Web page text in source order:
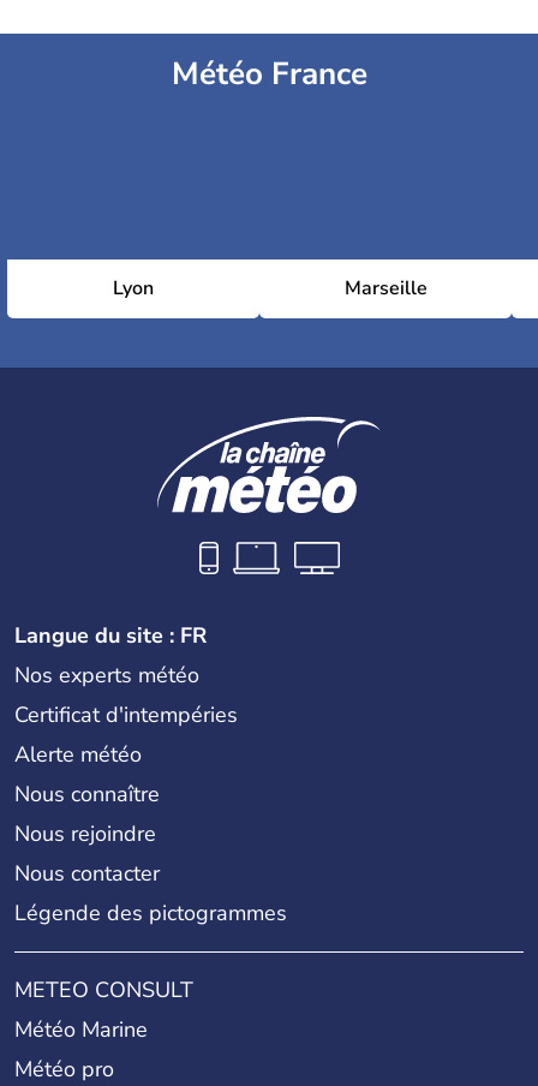
Météo France
Lyon Marseille
Langue du site : FR
Nos experts météo
Certificat d'intempéries
Alerte météo
Nous connaître
Nous rejoindre
Nous contacter
Légende des pictogrammes
METEO CONSULT
Météo Marine
Météo pro